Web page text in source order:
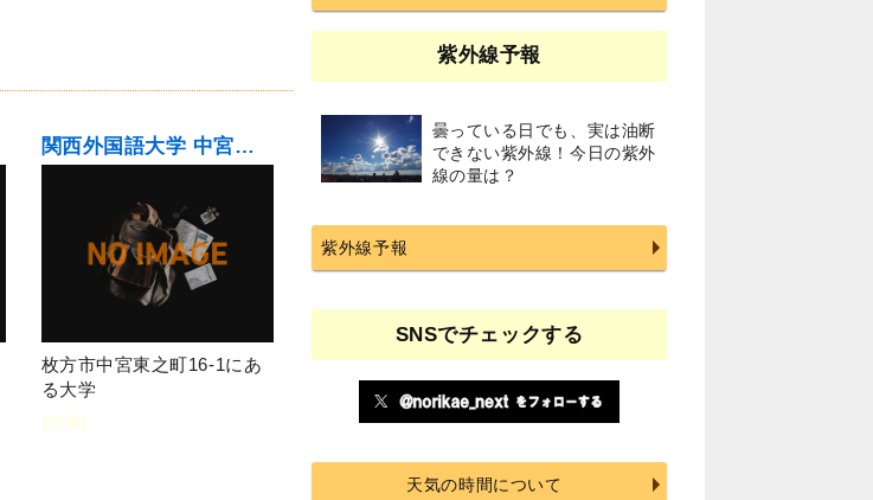
関西外国語大学 中宮キャンパス
枚方市中宮東之町16-1にあ
る大学
[大学]
紫外線予報
曇っている日でも、実は油断
できない紫外線！今日の紫外
線の量は？
紫外線予報
SNSでチェックする
天気の時間について